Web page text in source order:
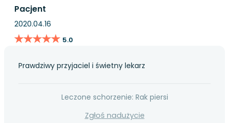
Pacjent
2020.04.16
★★★★★
★★★★★ 5.0
Prawdziwy przyjaciel i świetny lekarz
Leczone schorzenie: Rak piersi
Zgłoś nadużycie